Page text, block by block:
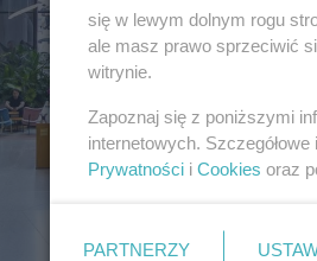
się w lewym dolnym rogu
ale masz prawo sprzeciwić
witrynie.
Zapoznaj się z poniższymi
internetowych.
Prywatności i Cookies oraz
PARTNERZY